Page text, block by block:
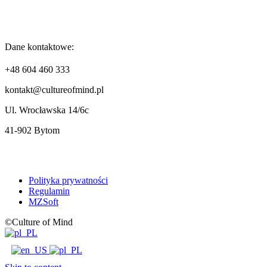
Dane kontaktowe:
+48 604 460 333
kontakt@cultureofmind.pl
Ul. Wrocławska 14/6c
41-902 Bytom
Polityka prywatności
Regulamin
MZSoft
©Culture of Mind